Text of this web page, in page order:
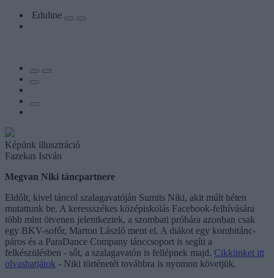
Eduline
Képünk illusztráció
Fazekas István
Megvan Niki táncpartnere
Eldőlt, kivel táncol szalagavatóján Sumits Niki, akit múlt héten
mutattunk be. A keressszékes középiskolás Facebook-felhívására
több mint ötvenen jelentkeztek, a szombati próbára azonban csak
egy BKV-sofőr, Marton László ment el. A diákot egy kombitánc-
páros és a ParaDance Company tánccsoport is segíti a
felkészülésben - sőt, a szalagavatón is fellépnek majd. Cikkünket itt
olvashatjátok - Niki történetét továbbra is nyomon követjük.